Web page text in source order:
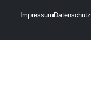
Impressum Datenschutz